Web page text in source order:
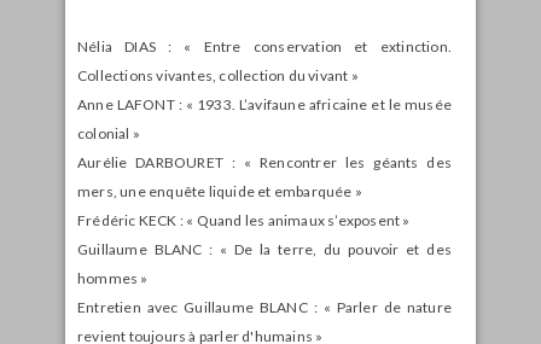
Nélia DIAS : « Entre conservation et extinction.
Collections vivantes, collection du vivant »
Anne LAFONT : « 1933. L’avifaune africaine et le musée
colonial »
Aurélie DARBOURET : « Rencontrer les géants des
mers, une enquête liquide et embarquée »
Frédéric KECK : « Quand les animaux s’exposent »
Guillaume BLANC : « De la terre, du pouvoir et des
hommes »
Entretien avec Guillaume BLANC : « Parler de nature
revient toujours à parler d'humains »